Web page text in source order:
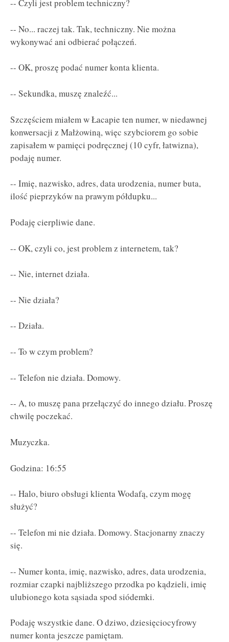
-- Czyli jest problem techniczny?
-- No... raczej tak. Tak, techniczny. Nie można
wykonywać ani odbierać połączeń.
-- OK, proszę podać numer konta klienta.
-- Sekundka, muszę znaleźć...
Szczęściem miałem w Łacapie ten numer, w niedawnej
konwersacji z Małżowiną, więc szybciorem go sobie
zapisałem w pamięci podręcznej (10 cyfr, łatwizna),
podaję numer.
-- Imię, nazwisko, adres, data urodzenia, numer buta,
ilość pieprzyków na prawym półdupku...
Podaję cierpliwie dane.
-- OK, czyli co, jest problem z internetem, tak?
-- Nie, internet działa.
-- Nie działa?
-- Działa.
-- To w czym problem?
-- Telefon nie działa. Domowy.
-- A, to muszę pana przełączyć do innego działu. Proszę
chwilę poczekać.
Muzyczka.
Godzina: 16:55
-- Halo, biuro obsługi klienta Wodafą, czym mogę
służyć?
-- Telefon mi nie działa. Domowy. Stacjonarny znaczy
się.
-- Numer konta, imię, nazwisko, adres, data urodzenia,
rozmiar czapki najbliższego przodka po kądzieli, imię
ulubionego kota sąsiada spod siódemki.
Podaję wszystkie dane. O dziwo, dziesięciocyfrowy
numer konta jeszcze pamiętam.